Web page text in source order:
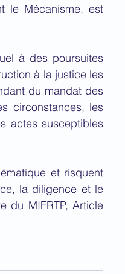
le Mécanisme, est
à des poursuites
à la justice les
du mandat des
circonstances, les
actes susceptibles
et risquent
la diligence et le
du MIFRTP, Article